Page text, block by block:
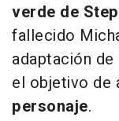
verde de
fallecido
adaptación
el objetivo de
personaje.